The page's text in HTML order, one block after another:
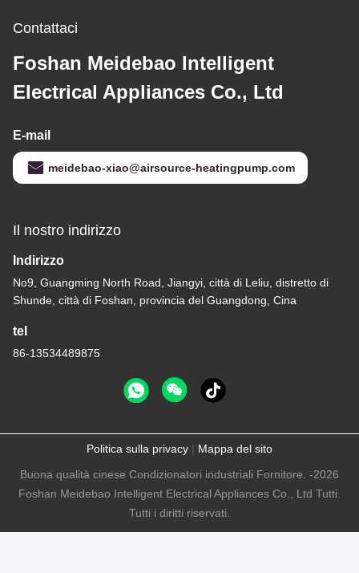
Contattaci
Foshan Meidebao Intelligent
Electrical Appliances Co., Ltd
E-mail
meidebao-xiao@airsource-heatingpump.com
Il nostro indirizzo
Indirizzo
No9, Guangming North Road, Jiangyi, città di Leliu, distretto di
Shunde, città di Foshan, provincia del Guangdong, Cina
tel
86-13534489875
Politica sulla privacy | Mappa del sito
Buona qualità cinese Condizionatori industriali Fornitore. -2026
Foshan Meidebao Intelligent Electrical Appliances Co., Ltd Tutti.
Tutti i diritti riservati.